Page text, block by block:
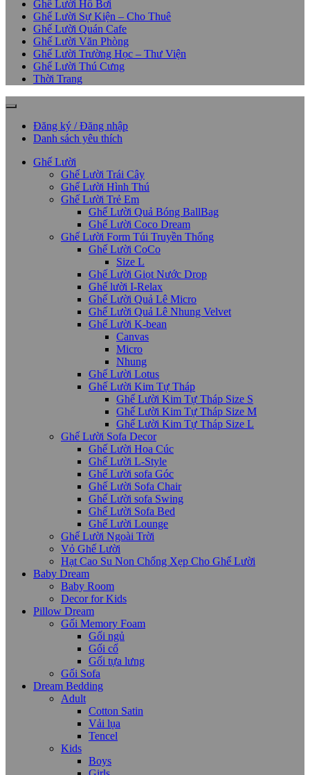
Ghế Lười Hồ Bơi
Ghế Lười Sự Kiện – Cho Thuê
Ghế Lười Quán Cafe
Ghế Lười Văn Phòng
Ghế Lười Trường Học – Thư Viện
Ghế Lười Thú Cưng
Thời Trang
Đăng ký / Đăng nhập
Danh sách yêu thích
Ghế Lười
Ghế Lười Trái Cây
Ghế Lười Hình Thú
Ghế Lười Trẻ Em
Ghế Lười Quả Bóng BallBag
Ghế Lười Coco Dream
Ghế Lười Form Túi Truyền Thống
Ghế Lười CoCo
Size L
Ghế Lười Giọt Nước Drop
Ghế lười I-Relax
Ghế Lười Quả Lê Micro
Ghế Lười Quả Lê Nhung Velvet
Ghế Lười K-bean
Canvas
Micro
Nhung
Ghế Lười Lotus
Ghế Lười Kim Tự Tháp
Ghế Lười Kim Tự Tháp Size S
Ghế Lười Kim Tự Tháp Size M
Ghế Lười Kim Tự Tháp Size L
Ghế Lười Sofa Decor
Ghế Lười Hoa Cúc
Ghế Lười L-Style
Ghế Lười sofa Góc
Ghế Lười Sofa Chair
Ghế Lười sofa Swing
Ghế Lười Sofa Bed
Ghế Lười Lounge
Ghế Lười Ngoài Trời
Vỏ Ghế Lười
Hạt Cao Su Non Chống Xẹp Cho Ghế Lười
Baby Dream
Baby Room
Decor for Kids
Pillow Dream
Gối Memory Foam
Gối ngủ
Gối cổ
Gối tựa lưng
Gối Sofa
Dream Bedding
Adult
Cotton Satin
Vải lụa
Tencel
Kids
Boys